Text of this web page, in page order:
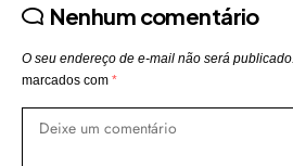
Nenhum comentário
O seu endereço de e-mail não será publicado.
marcados com *